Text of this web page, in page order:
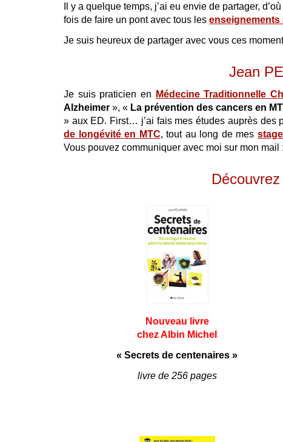
Il y a quelque temps, j’ai eu envie de partager,
fois de faire un pont avec tous les enseignements
Je suis heureux de partager avec vous ces
Jean
Je suis praticien en Médecine Traditionnelle
Alzheimer », « La prévention des cancers en
» aux ED. First… j’ai fais mes études auprès des
de longévité en MTC, tout au long de mes
Vous pouvez communiquer avec moi sur mon mail :
Nouveau livre
chez Albin Michel
« Secrets de centenaires »
livre de 256 pages